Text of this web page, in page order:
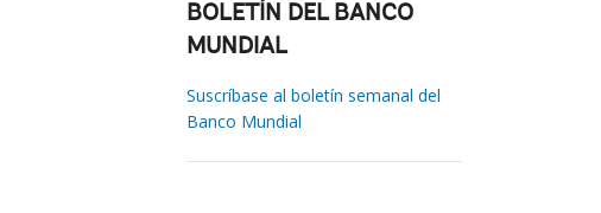
BOLETÍN DEL BANCO
MUNDIAL
Suscríbase al boletín semanal del
Banco Mundial